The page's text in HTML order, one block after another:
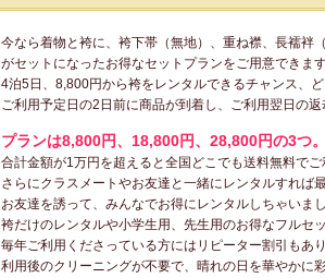
今なら着物と袴に、袴下帯（無地）、重ね襟、長襦袢
がセットになったお得なセットプランをご用意できます
4泊5日、8,800円から袴をレンタルできるチャンス、ど
ご利用予定日の2日前に商品が到着し、ご利用翌日の返
プランは8,800円、18,800円、28,800円の3つ。
合計金額が1万円を超えると全国どこでも送料無料でご
さらにクラスメートやお友達と一緒にレンタルすれば
お友達を誘って、みんなでお得にレンタルしちゃいまし
袴だけのレンタルや小学生用、先生用のお得なフルセッ
毎年ご利用くださっている方にはリピーター割引もあり
利用後のクリーニングが不要で、晴れの日を華やかに